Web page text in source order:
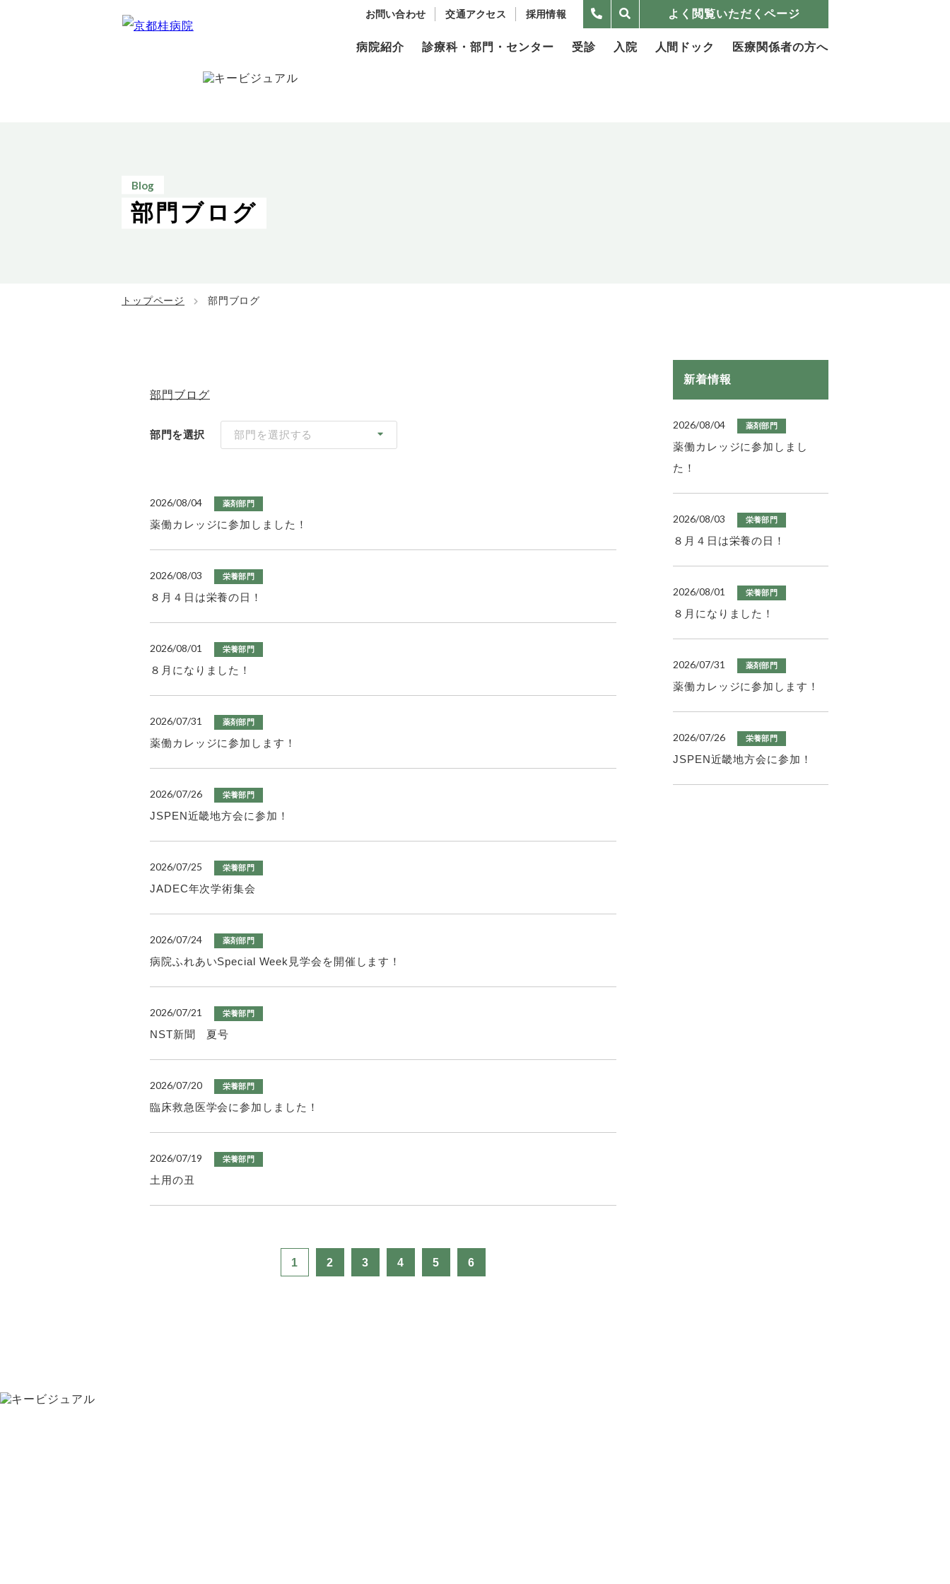
お問い合わせ 交通アクセス 採用情報 よく閲覧いただくページ
病院紹介 診療科・部門・センター 受診 入院 人間ドック 医療関係者の方へ
Blog
部門ブログ
トップページ 部門ブログ
部門ブログ
部門を選択 部門を選択する
2026/08/04 薬剤部門
薬働カレッジに参加しました！
2026/08/03 栄養部門
８月４日は栄養の日！
2026/08/01 栄養部門
８月になりました！
2026/07/31 薬剤部門
薬働カレッジに参加します！
2026/07/26 栄養部門
JSPEN近畿地方会に参加！
2026/07/25 栄養部門
JADEC年次学術集会
2026/07/24 薬剤部門
病院ふれあいSpecial Week見学会を開催します！
2026/07/21 栄養部門
NST新聞 夏号
2026/07/20 栄養部門
臨床救急医学会に参加しました！
2026/07/19 栄養部門
土用の丑
1 2 3 4 5 6
新着情報
2026/08/04 薬剤部門
薬働カレッジに参加しまし
た！
2026/08/03 栄養部門
８月４日は栄養の日！
2026/08/01 栄養部門
８月になりました！
2026/07/31 薬剤部門
薬働カレッジに参加します！
2026/07/26 栄養部門
JSPEN近畿地方会に参加！